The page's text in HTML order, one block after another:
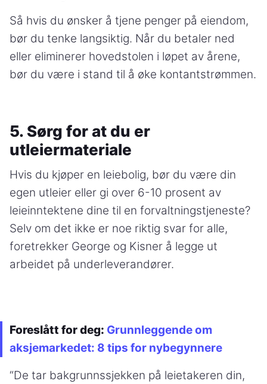
Så hvis du ønsker å tjene penger på eiendom,
bør du tenke langsiktig. Når du betaler ned
eller eliminerer hovedstolen i løpet av årene,
bør du være i stand til å øke kontantstrømmen.
5. Sørg for at du er
utleiermateriale
Hvis du kjøper en leiebolig, bør du være din
egen utleier eller gi over 6-10 prosent av
leieinntektene dine til en forvaltningstjeneste?
Selv om det ikke er noe riktig svar for alle,
foretrekker George og Kisner å legge ut
arbeidet på underleverandører.
Foreslått for deg: Grunnleggende om
aksjemarkedet: 8 tips for nybegynnere
“De tar bakgrunnssjekken på leietakeren din,